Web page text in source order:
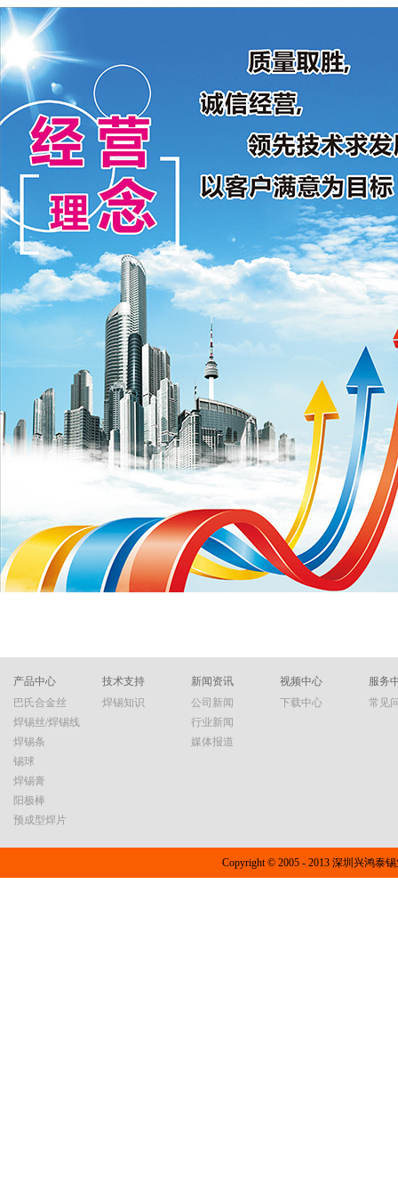
产品中心
巴氏合金丝
焊锡丝/焊锡线
焊锡条
锡球
焊锡膏
阳极棒
预成型焊片
技术支持
焊锡知识
新闻资讯
公司新闻
行业新闻
媒体报道
视频中心
下载中心
服务
常见
Copyright © 2005 - 2013 深圳兴鸿泰